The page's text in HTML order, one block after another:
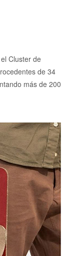
Cluster de
de 34
más de 200